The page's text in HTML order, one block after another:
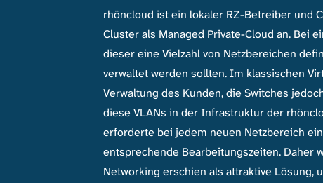
rhöncloud ist ein lokaler RZ-Betreiber und
Cluster als Managed Private-Cloud an. Bei
dieser eine Vielzahl von Netzbereichen
verwaltet werden sollten. Im klassischen
Verwaltung des Kunden, die Switches
diese VLANs in der Infrastruktur der
erforderte bei jedem neuen Netzbereich
entsprechende Bearbeitungszeiten. Daher
Networking erschien als attraktive Lösung,